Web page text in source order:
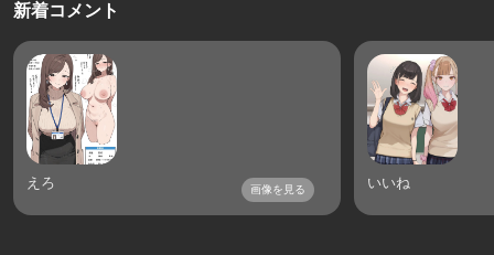
新着コメント
えろ 画像を見る いいね